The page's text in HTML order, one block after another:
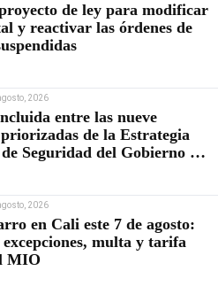
de ley para modificar
y reactivar las órdenes de
2026
entre las nueve
de la Estrategia
Seguridad del Gobierno de
2026
en Cali este 7 de agosto:
multa y tarifa
MIO